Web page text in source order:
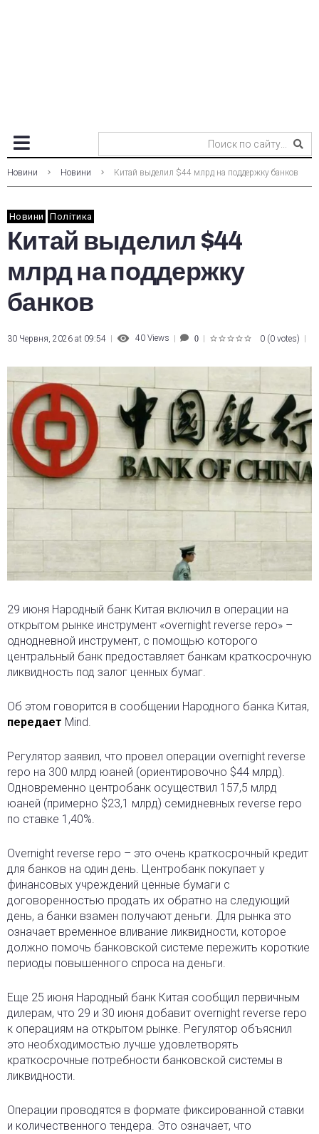
Новини Новини Китай выделил $44 млрд на поддержку банков
Новини Політика
Китай выделил $44
млрд на поддержку
банков
30 Червня, 2026 at 09:54 40 Views 0 0 (0 votes)
29 июня Народный банк Китая включил в операции на
открытом рынке инструмент «overnight reverse repo» –
однодневной инструмент, с помощью которого
центральный банк предоставляет банкам краткосрочную
ликвидность под залог ценных бумаг.
Об этом говорится в сообщении Народного банка Китая,
передает Mind.
Регулятор заявил, что провел операции overnight reverse
repo на 300 млрд юаней (ориентировочно $44 млрд).
Одновременно центробанк осуществил 157,5 млрд
юаней (примерно $23,1 млрд) семидневных reverse repo
по ставке 1,40%.
Overnight reverse repo – это очень краткосрочный кредит
для банков на один день. Центробанк покупает у
финансовых учреждений ценные бумаги с
договоренностью продать их обратно на следующий
день, а банки взамен получают деньги. Для рынка это
означает временное вливание ликвидности, которое
должно помочь банковской системе пережить короткие
периоды повышенного спроса на деньги.
Еще 25 июня Народный банк Китая сообщил первичным
дилерам, что 29 и 30 июня добавит overnight reverse repo
к операциям на открытом рынке. Регулятор объяснил
это необходимостью лучше удовлетворять
краткосрочные потребности банковской системы в
ликвидности.
Операции проводятся в формате фиксированной ставки
и количественного тендера. Это означает, что